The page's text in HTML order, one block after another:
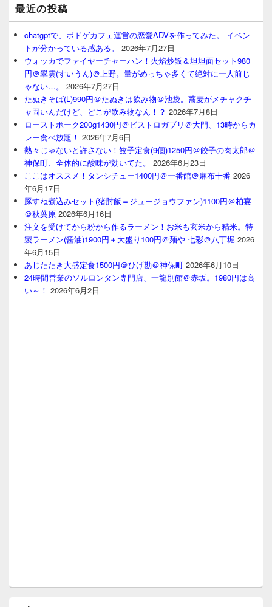
最近の投稿
chatgptで、ボドゲカフェ運営の恋愛ADVを作ってみた。 イベン
トが分かっている感ある。
2026年7月27日
ウォッカでファイヤーチャーハン！火焰炒飯＆坦坦面セット980
円＠翠雲(すいうん)＠上野。量がめっちゃ多くて絶対に一人前じ
ゃない…。
2026年7月27日
たぬきそば(L)990円＠たぬきは飲み物＠池袋。蕎麦がメチャクチ
ャ固いんだけど、どこが飲み物なん！？ 2026年7月8日
ローストポーク200g1430円＠ビストロガブリ＠大門、13時からカ
レー食べ放題！ 2026年7月6日
熱々じゃないと許さない！餃子定食(9個)1250円＠餃子の肉太郎＠
神保町、全体的に酸味が効いてた。
2026年6月23日
ここはオススメ！タンシチュー1400円＠一番館＠麻布十番 2026
年6月17日
豚すね煮込みセット(猪肘飯＝ジュージョウファン)1100円＠柏宴
＠秋葉原 2026年6月16日
注文を受けてから粉から作るラーメン！お米も玄米から精米。特
製ラーメン(醤油)1900円＋大盛り100円＠麺や 七彩＠八丁堀 2026
年6月15日
あじたたき大盛定食1500円＠ひげ勘＠神保町 2026年6月10日
24時間営業のソルロンタン専門店、一龍別館＠赤坂。1980円は高
い～！ 2026年6月2日